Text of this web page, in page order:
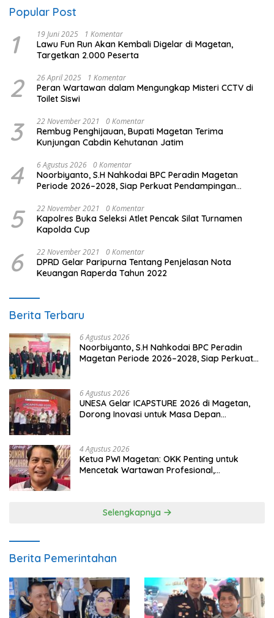
Popular Post
1 19 Juni 2025 1 Komentar
Lawu Fun Run Akan Kembali Digelar di Magetan,
Targetkan 2.000 Peserta
2 26 April 2025 1 Komentar
Peran Wartawan dalam Mengungkap Misteri CCTV di
Toilet Siswi
3 22 November 2021 0 Komentar
Rembug Penghijauan, Bupati Magetan Terima
Kunjungan Cabdin Kehutanan Jatim
4 6 Agustus 2026 0 Komentar
Noorbiyanto, S.H Nahkodai BPC Peradin Magetan
Periode 2026–2028, Siap Perkuat Pendampingan
5 22 November 2021 0 Komentar
Kapolres Buka Seleksi Atlet Pencak Silat Turnamen
Kapolda Cup
6 22 November 2021 0 Komentar
DPRD Gelar Paripurna Tentang Penjelasan Nota
Keuangan Raperda Tahun 2022
Berita Terbaru
6 Agustus 2026
Noorbiyanto, S.H Nahkodai BPC Peradin
Magetan Periode 2026–2028, Siap Perkuat
6 Agustus 2026
UNESA Gelar ICAPSTURE 2026 di Magetan,
Dorong Inovasi untuk Masa Depan
4 Agustus 2026
Ketua PWI Magetan: OKK Penting untuk
Mencetak Wartawan Profesional,
Selengkapnya
Berita Pemerintahan